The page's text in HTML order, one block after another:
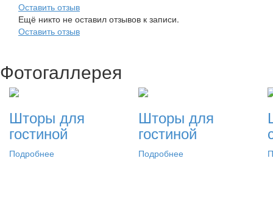
Оставить отзыв
Ещё никто не оставил отзывов к записи.
Оставить отзыв
Фотогаллерея
Шторы для
гостиной
Подробнее
Шторы для
гостиной
Подробнее